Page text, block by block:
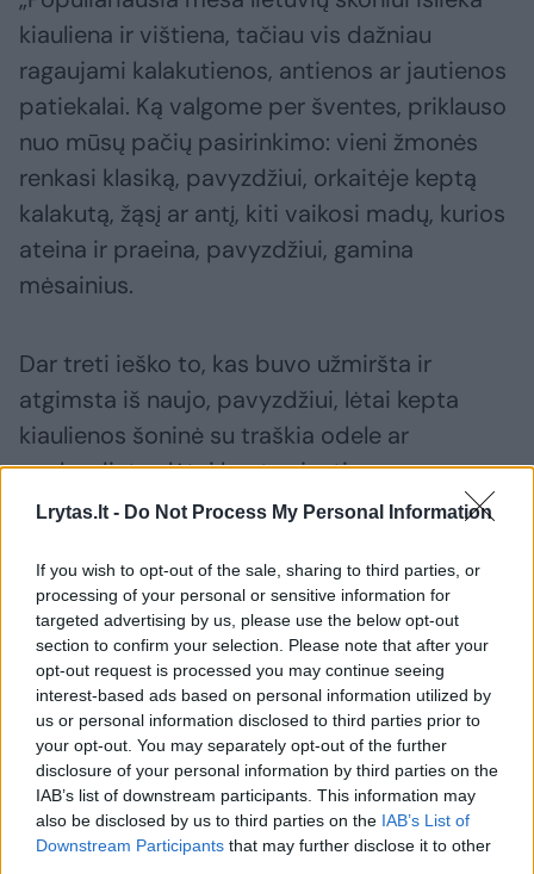
Lrytas.lt - Do Not Process My Personal Information
If you wish to opt-out of the sale, sharing to third parties, or
processing of your personal or sensitive information for
targeted advertising by us, please use the below opt-out
section to confirm your selection. Please note that after your
opt-out request is processed you may continue seeing
interest-based ads based on personal information utilized by
us or personal information disclosed to third parties prior to
your opt-out. You may separately opt-out of the further
disclosure of your personal information by third parties on the
IAB’s list of downstream participants. This information may
also be disclosed by us to third parties on the IAB’s List of
Downstream Participants that may further disclose it to other
kiauliena ir vištiena, tačiau vis dažniau
ragaujami kalakutienos, antienos ar jautienos
patiekalai. Ką valgome per šventes, priklauso
nuo mūsų pačių pasirinkimo: vieni žmonės
renkasi klasiką, pavyzdžiui, orkaitėje keptą
kalakutą, žąsį ar antį, kiti vaikosi madų, kurios
ateina ir praeina, pavyzdžiui, gamina
mėsainius.
Dar treti ieško to, kas buvo užmiršta ir
atgimsta iš naujo, pavyzdžiui, lėtai kepta
kiaulienos šoninė su traškia odele ar
apskrudintas lėtai keptas jautienos
antrekotas su kaulu“, – pastebėjo Lietuvos
restorano „Mama Grill“ vyriausiasis šefas
Simonas Bieliajevas.
Pasak jo, jau keletą metų pastebima
tendencija, kai šventiniu laikotarpiu, ypač
tarp Kalėdų ir Naujųjų metų lietuviai stengiasi
ištrūkti į miestą ir kartu su draugais
pavakarieniauti restorane, pasilepinti